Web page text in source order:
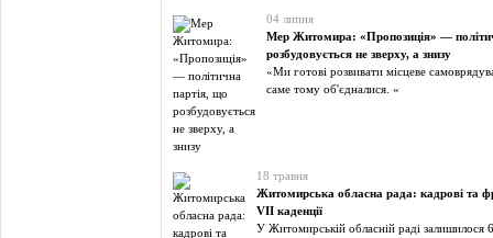
04 липня
Мер Житомира: «Пропозиція» —
розбудовується не зверху, а знизу
«Ми готові розвивати місцеве
саме тому об'єдналися. «
18 травня
Житомирська обласна рада: кадрові та
VII каденції
У Житомирській обласній раді залишилося